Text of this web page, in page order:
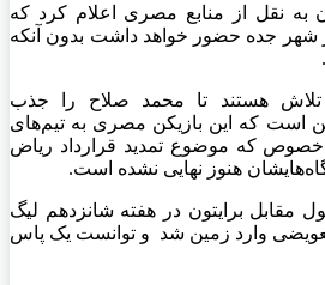
به نقل از منابع مصری اعلام کرد که
شهر جده حضور خواهد داشت بدون آنکه
هستند تا محمد صلاح را جذب
است که این بازیکن مصری به تیم‌های
به‌خصوص که موضوع تمدید قرارداد ریاض
هنوز نهایی نشده است.
مقابل برایتون در هفته شانزدهم لیگ
تعویضی وارد زمین شد و توانست یک پاس